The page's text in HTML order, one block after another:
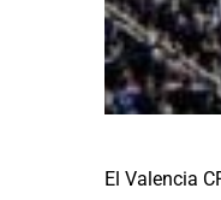
El Valencia